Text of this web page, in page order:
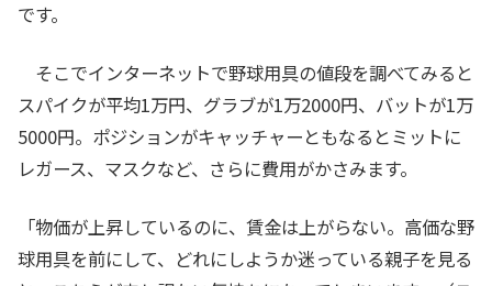
です。
そこでインターネットで野球用具の値段を調べてみると
スパイクが平均1万円、グラブが1万2000円、バットが1万
5000円。ポジションがキャッチャーともなるとミットに
レガース、マスクなど、さらに費用がかさみます。
「物価が上昇しているのに、賃金は上がらない。高価な野
球用具を前にして、どれにしようか迷っている親子を見る